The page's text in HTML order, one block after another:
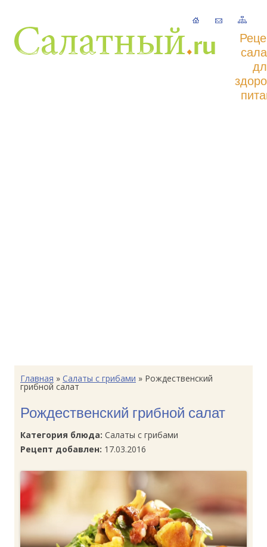
Главная » Салаты с грибами » Рождественский
грибной салат
Рождественский грибной салат
Категория блюда: Салаты с грибами
Рецепт добавлен: 17.03.2016